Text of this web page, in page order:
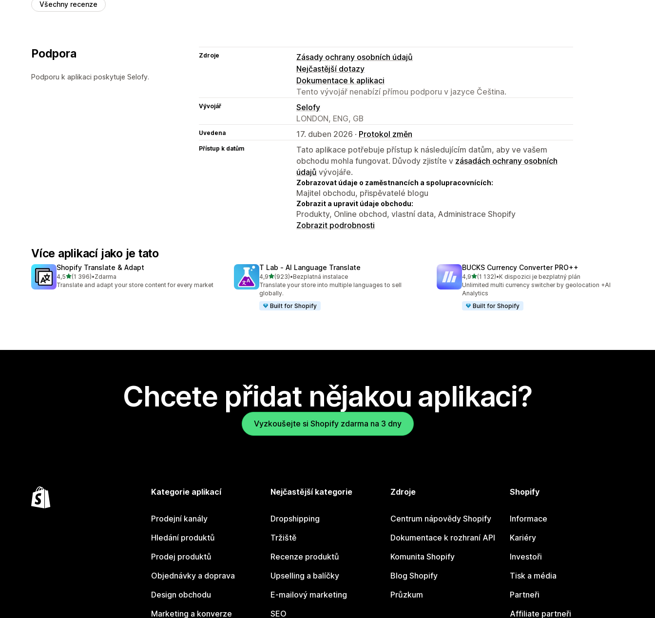
Všechny recenze
Podpora
Podporu k aplikaci poskytuje Selofy.
Zdroje
Zásady ochrany osobních údajů
Nejčastější dotazy
Dokumentace k aplikaci
Tento vývojář nenabízí přímou podporu v jazyce Čeština.
Vývojář
Selofy
LONDON, ENG, GB
Uvedena 17. duben 2026 · Protokol změn
Přístup k datům
Tato aplikace potřebuje přístup k následujícím datům, aby ve vašem
obchodu mohla fungovat. Důvody zjistíte v zásadách ochrany osobních
údajů vývojáře.
Zobrazovat údaje o zaměstnancích a spolupracovnících:
Majitel obchodu, přispěvatelé blogu
Zobrazit a upravit údaje obchodu:
Produkty, Online obchod, vlastní data, Administrace Shopify
Zobrazit podrobnosti
Více aplikací jako je tato
Shopify Translate & Adapt
4,5z 5 hvězd
(1 396)
Celkový počet recenzí: 1396
•Zdarma
Translate and adapt your store content for every market
T Lab ‑ AI Language Translate
4,9z 5 hvězd
(923)
Celkový počet recenzí: 923
•Bezplatná instalace
Translate your store into multiple languages to sell
globally.
Built for Shopify
BUCKS Currency Converter PRO++
4,9z 5 hvězd
(1 132)
Celkový počet recenzí: 1132
•K dispozici je bezplatný plán
Unlimited multi currency switcher by geolocation +AI
Analytics
Built for Shopify
Chcete přidat nějakou aplikaci?
Vyzkoušejte si Shopify zdarma na 3 dny
Kategorie aplikací
Prodejní kanály
Hledání produktů
Prodej produktů
Objednávky a doprava
Design obchodu
Marketing a konverze
Nejčastější kategorie
Dropshipping
Tržiště
Recenze produktů
Upselling a balíčky
E-mailový marketing
SEO
Zdroje
Centrum nápovědy Shopify
Dokumentace k rozhraní API
Komunita Shopify
Blog Shopify
Průzkum
Shopify
Informace
Kariéry
Investoři
Tisk a média
Partneři
Affiliate partneři